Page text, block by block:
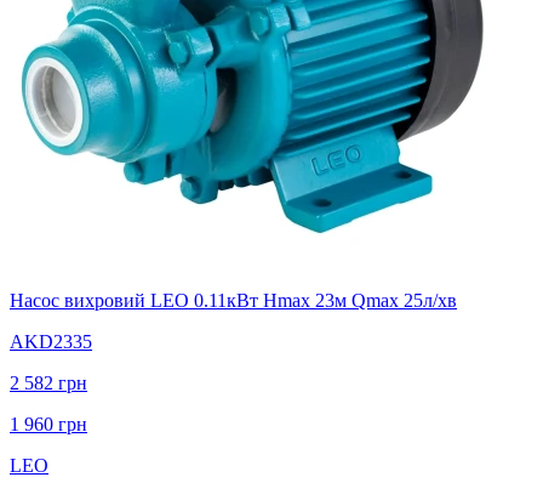
Насос вихровий LEO 0.11кВт Hmax 23м Qmax 25л/хв
AKD2335
2 582 грн
1 960 грн
LEO